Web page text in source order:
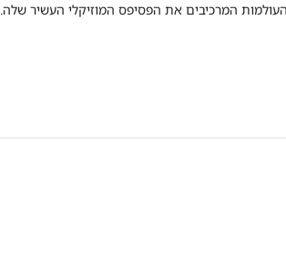
המרכיבים את הפסיפס המוזיקלי העשיר שלה.